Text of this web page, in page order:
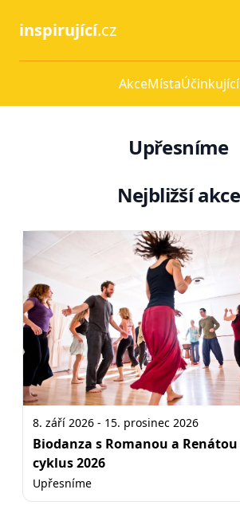
inspirující.cz
AkceMístaÚčinkující
Upřesníme
Nejbližší akce
8. září 2026 - 15. prosinec 2026
Biodanza s Romanou a
cyklus 2026
Upřesníme